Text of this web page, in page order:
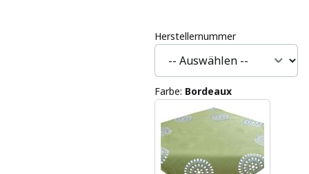
Herstellernummer
Farbe: Bordeaux